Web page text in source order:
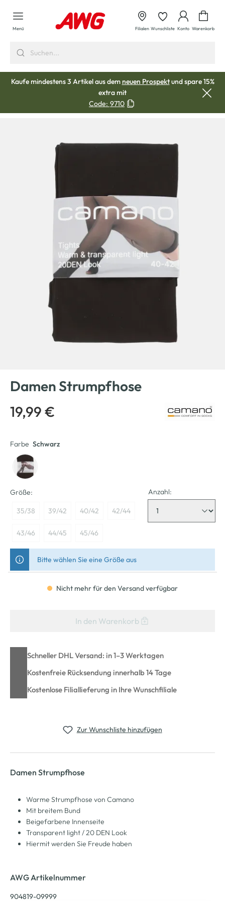
springen
Menü Filialen Wunschliste Konto Warenkorb
Kaufe mindestens 3 Artikel aus demneuen Prospektund spare 15%
extra mit
Code: 9710
Damen Strumpfhose
19,99 €
Farbe Schwarz
Größe:
35/38 39/42 40/42 42/44
43/46 44/45 45/46
Anzahl:
Bitte wählen Sie eine Größe aus
Nicht mehr für den Versand verfügbar
In den Warenkorb
Schneller DHL Versand: in 1–3 Werktagen
Kostenfreie Rücksendung innerhalb 14 Tage
Kostenlose Filiallieferung in Ihre Wunschfiliale
Zur Wunschliste hinzufügen
Damen Strumpfhose
Warme Strumpfhose von Camano
Mit breitem Bund
Beigefarbene Innenseite
Transparent light / 20 DEN Look
Hiermit werden Sie Freude haben
AWG Artikelnummer
904819-09999